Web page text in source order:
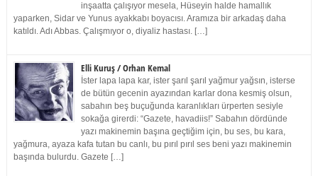
inşaatta çalışıyor mesela, Hüseyin halde hamallık
yaparken, Sidar ve Yunus ayakkabı boyacısı. Aramıza bir arkadaş daha
katıldı. Adı Abbas. Çalışmıyor o, diyaliz hastası. […]
Elli Kuruş / Orhan Kemal
İster lapa lapa kar, ister şarıl şarıl yağmur yağsın, isterse
de bütün gecenin ayazından karlar dona kesmiş olsun,
sabahın beş buçuğunda karanlıkları ürperten sesiyle
sokağa girerdi: “Gazete, havadiis!” Sabahın dördünde
yazı makinemin başına geçtiğim için, bu ses, bu kara,
yağmura, ayaza kafa tutan bu canlı, bu pırıl pırıl ses beni yazı makinemin
başında bulurdu. Gazete […]